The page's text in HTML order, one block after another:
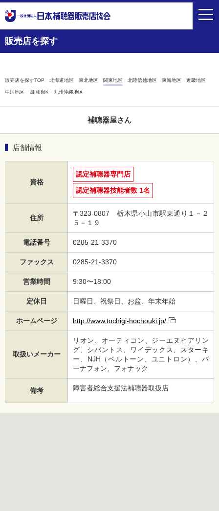
toggle
販売店を探す
販売店を探すTOP 北海道地区 東北地区 関東地区 北陸信越地区 東海地区 近畿地区
中国地区 四国地区 九州沖縄地区
補聴器屋さん
店舗情報
資格
認定補聴器専門店
認定補聴器技能者数 1名
住所
〒323-0807 栃木県小山市駅東通り１－２
５－１９
電話番号 0285-21-3370
ファックス 0285-21-3370
営業時間 9:30〜18:00
定休日 日曜日、祝祭日、お盆、年末年始
ホームページ http://www.tochigi-hochouki.jp/
取扱いメーカー
リオン、オーティコン、ジーエヌヒアリン
グ、シバントス、ワイデックス、スターキ
ー、NJH（ベルトーン、ユニトロン）、バ
ーナフォン、フォナック
備考 障害者総合支援法補聴器取扱店